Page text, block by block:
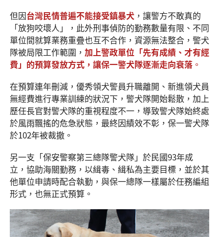
但因台灣民情普遍不能接受鎮暴犬 ，讓警方不敢真的
「放狗咬壞人」，此外刑事偵防的勤務數量有限、不同
單位間就算業務重疊也互不合作，資源無法整合，警犬
隊被局限工作範圍， 加上警政單位「先有成績、才有經
費」的預算發放方式，讓保一警犬隊逐漸走向衰落 。
在預算連年刪減，優秀領犬警員升職離開、新進領犬員
無經費進行專業訓練的狀況下，警犬隊開始鬆散，加上
歷任長官對警犬隊的重視程度不一，導致警犬隊始終處
於風雨飄搖的危急狀態，最終因績效不彰，保一警犬隊
於102年被裁撤。
另一支「保安警察第三總隊警犬隊」於民國93年成
立，協助海關勤務，以緝毒、緝私為主要目標，並於其
他單位申請時配合執勤，與保一總隊一樣屬於任務編組
形式，也無正式預算。